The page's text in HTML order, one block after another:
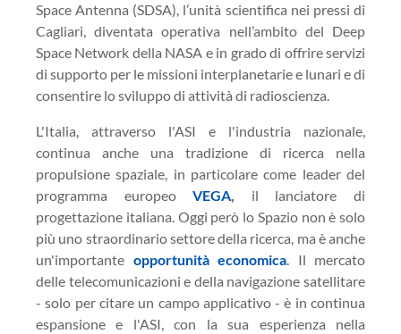
Space Antenna (SDSA), l’unità scientifica nei pressi di
Cagliari, diventata operativa nell’ambito del Deep
Space Network della NASA e in grado di offrire servizi
di supporto per le missioni interplanetarie e lunari e di
consentire lo sviluppo di attività di radioscienza.
L'Italia, attraverso l'ASI e l'industria nazionale,
continua anche una tradizione di ricerca nella
propulsione spaziale, in particolare come leader del
programma europeoVEGA, il lanciatore di
progettazione italiana. Oggi però lo Spazio non è solo
più uno straordinario settore della ricerca, ma è anche
un'importante opportunità economica. Il mercato
delle telecomunicazioni e della navigazione satellitare
- solo per citare un campo applicativo - è in continua
espansione e l'ASI, con la sua esperienza nella